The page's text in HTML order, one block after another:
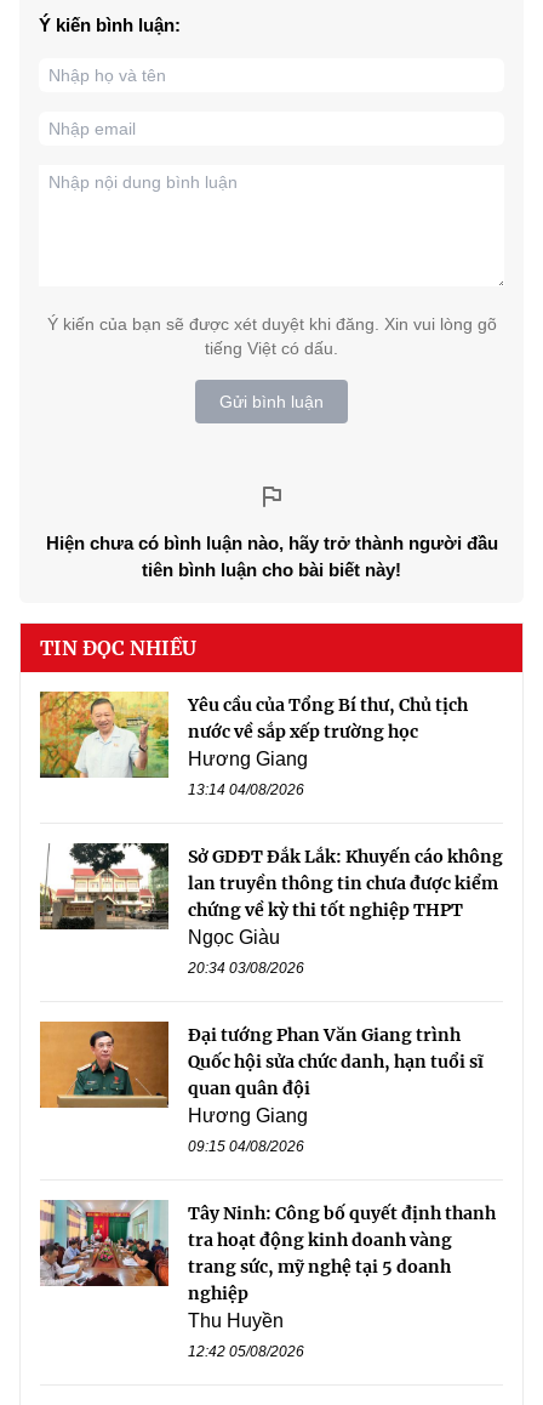
Ý kiến bình luận:
Ý kiến của bạn sẽ được xét duyệt khi đăng. Xin vui lòng gõ
tiếng Việt có dấu.
Gửi bình luận
Hiện chưa có bình luận nào, hãy trở thành người đầu
tiên bình luận cho bài biết này!
TIN ĐỌC NHIỀU
Yêu cầu của Tổng Bí thư, Chủ tịch
nước về sắp xếp trường học
Hương Giang
13:14 04/08/2026
Sở GDĐT Đắk Lắk: Khuyến cáo không
lan truyền thông tin chưa được kiểm
chứng về kỳ thi tốt nghiệp THPT
Ngọc Giàu
20:34 03/08/2026
Đại tướng Phan Văn Giang trình
Quốc hội sửa chức danh, hạn tuổi sĩ
quan quân đội
Hương Giang
09:15 04/08/2026
Tây Ninh: Công bố quyết định thanh
tra hoạt động kinh doanh vàng
trang sức, mỹ nghệ tại 5 doanh
nghiệp
Thu Huyền
12:42 05/08/2026